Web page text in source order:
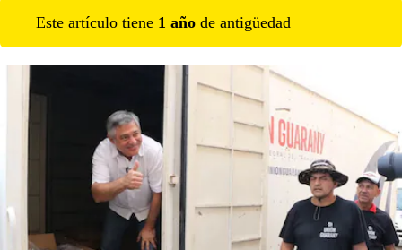
Este artículo tiene 1 año de antigüedad